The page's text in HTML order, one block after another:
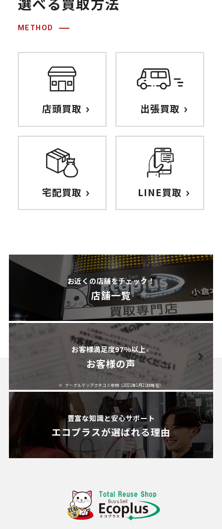
METHOD
店頭買取 出張買取
宅配買取 LINE買取
お近くの店舗をチェック！
店舗一覧
お客様満足度97%以上※
お客様の声
グーグルマップクチコミ参照（2021年1月21日現在）
豊富な知識と安心サポート
エコプラスが選ばれる理由